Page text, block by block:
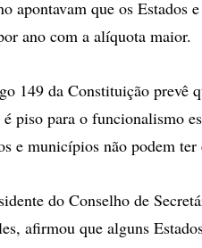
apontavam que os
ano com a alíquota maior.
149 da Constituição prevê
piso para o funcionalismo
e municípios não podem
do Conselho de
afirmou que alguns